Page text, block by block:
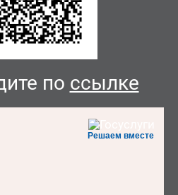
по ссылке
Решаем вместе